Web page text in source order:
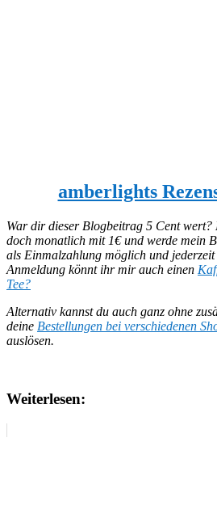
amberlights
War dir dieser Blogbeitrag 5 Cent wert?
doch monatlich mit 1€ und werde mein
als Einmalzahlung möglich und jederzeit
Anmeldung könnt ihr mir auch einen
Tee?
Alternativ kannst du auch ganz ohne
deine Bestellungen bei verschiedenen
auslösen.
Weiterlesen: